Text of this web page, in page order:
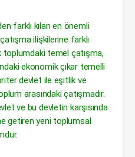
farklı kılan en önemli
ilişkilerine farklı
toplumdaki temel çatışma,
ekonomik çıkar temelli
devlet ile eşitlik ve
arasındaki çatışmadır.
ve bu devletin karşısında
getiren yeni toplumsal